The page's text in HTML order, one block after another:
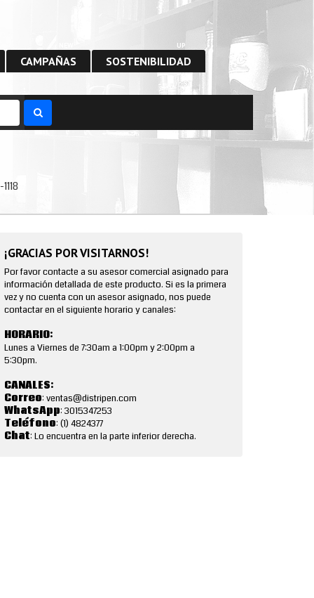
CAMPAÑAS SOSTENIBILIDAD
UP
¡GRACIAS POR VISITARNOS!
Por favor contacte a su asesor comercial asignado para
información detallada de este producto. Si es la primera
vez y no cuenta con un asesor asignado, nos puede
contactar en el siguiente horario y canales:
HORARIO:
Lunes a Viernes de 7:30am a 1:00pm y 2:00pm a
5:30pm.
CANALES:
Correo: ventas@distripen.com
WhatsApp: 3015347253
Teléfono: (1) 4824377
Chat: Lo encuentra en la parte inferior derecha.